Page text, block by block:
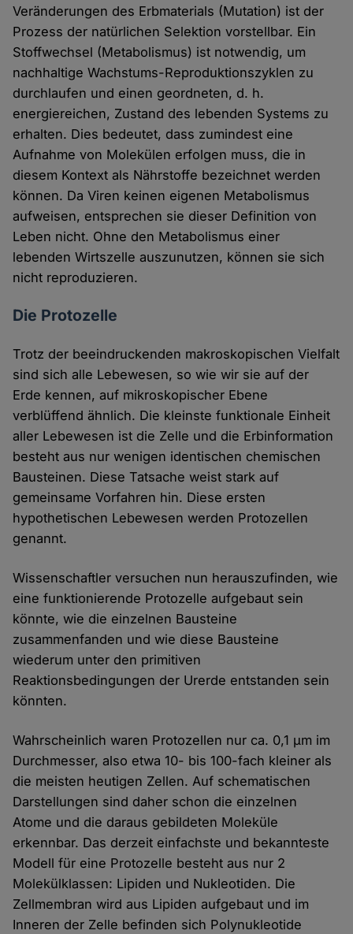
Veränderungen des Erbmaterials (Mutation) ist der
Prozess der natürlichen Selektion vorstellbar. Ein
Stoffwechsel (Metabolismus) ist notwendig, um
nachhaltige Wachstums-Reproduktionszyklen zu
durchlaufen und einen geordneten, d. h.
energiereichen, Zustand des lebenden Systems zu
erhalten. Dies bedeutet, dass zumindest eine
Aufnahme von Molekülen erfolgen muss, die in
diesem Kontext als Nährstoffe bezeichnet werden
können. Da Viren keinen eigenen Metabolismus
aufweisen, entsprechen sie dieser Definition von
Leben nicht. Ohne den Metabolismus einer
lebenden Wirtszelle auszunutzen, können sie sich
nicht reproduzieren.
Die Protozelle
Trotz der beeindruckenden makroskopischen Vielfalt
sind sich alle Lebewesen, so wie wir sie auf der
Erde kennen, auf mikroskopischer Ebene
verblüffend ähnlich. Die kleinste funktionale Einheit
aller Lebewesen ist die Zelle und die Erbinformation
besteht aus nur wenigen identischen chemischen
Bausteinen. Diese Tatsache weist stark auf
gemeinsame Vorfahren hin. Diese ersten
hypothetischen Lebewesen werden Protozellen
genannt.
Wissenschaftler versuchen nun herauszufinden, wie
eine funktionierende Protozelle aufgebaut sein
könnte, wie die einzelnen Bausteine
zusammenfanden und wie diese Bausteine
wiederum unter den primitiven
Reaktionsbedingungen der Urerde entstanden sein
könnten.
Wahrscheinlich waren Protozellen nur ca. 0,1 µm im
Durchmesser, also etwa 10- bis 100-fach kleiner als
die meisten heutigen Zellen. Auf schematischen
Darstellungen sind daher schon die einzelnen
Atome und die daraus gebildeten Moleküle
erkennbar. Das derzeit einfachste und bekannteste
Modell für eine Protozelle besteht aus nur 2
Molekülklassen: Lipiden und Nukleotiden. Die
Zellmembran wird aus Lipiden aufgebaut und im
Inneren der Zelle befinden sich Polynukleotide